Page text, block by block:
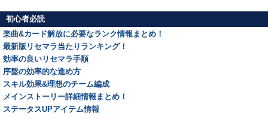
初心者必読
楽曲&カード解放に必要なランク情報まとめ！
最新版リセマラ当たりランキング！
効率の良いリセマラ手順
序盤の効率的な進め方
スキル効果&理想のチーム編成
メインストーリー詳細情報まとめ！
ステータスUPアイテム情報